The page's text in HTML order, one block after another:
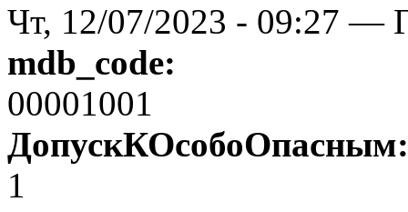
Чт, 12/07/2023 - 09:27 —
mdb_code:
00001001
1